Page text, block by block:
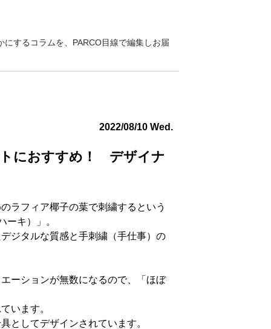
するコラムを、PARCO目線で編集しお届
2022/08/10 Wed.
におすすめ！ デザイナ
ラフィア椰子の葉で刺繍するという
ーキ）」。
ジタルな質感と手刺繍（手仕事）の
ーションが無数になるので、「ほぼ
います。
としてデザインされています。